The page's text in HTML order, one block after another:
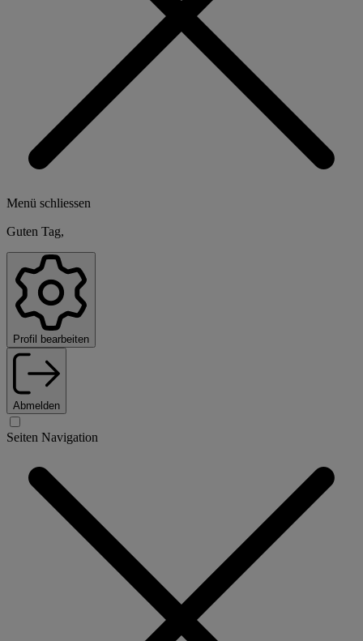
Menü schliessen
Guten Tag,
Profil bearbeiten
Abmelden
Seiten Navigation